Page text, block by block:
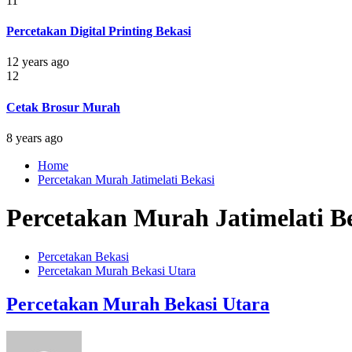
Percetakan Digital Printing Bekasi
12 years ago
12
Cetak Brosur Murah
8 years ago
Home
Percetakan Murah Jatimelati Bekasi
Percetakan Murah Jatimelati
Percetakan Bekasi
Percetakan Murah Bekasi Utara
Percetakan Murah Bekasi Utara